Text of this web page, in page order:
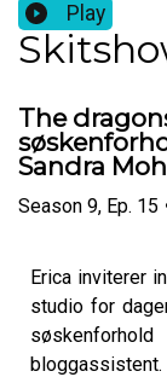
Play
The
Sandra
Season 9, Ep. 15
Erica inviterer
studio for